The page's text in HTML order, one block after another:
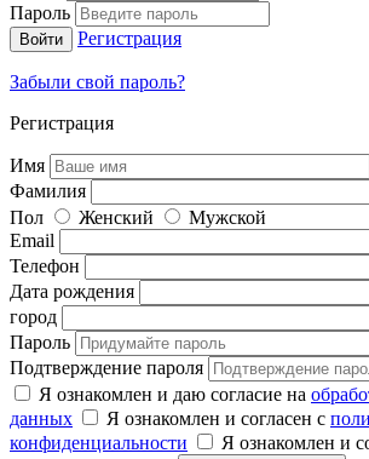
Пароль
Регистрация
Забыли свой пароль?
Регистрация
Имя
Фамилия
Пол
Женский
Мужской
Email
Телефон
Дата рождения
город
Пароль
Подтверждение пароля
Я ознакомлен и даю согласие на
данных
Я ознакомлен и согласен с
конфиденциальности
Я ознакомлен и